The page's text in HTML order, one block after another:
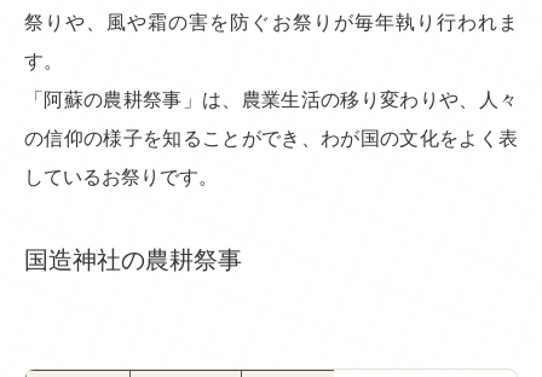
祭りや、風や霜の害を防ぐお祭りが毎年執り行われま
す。
「阿蘇の農耕祭事」は、農業生活の移り変わりや、人々
の信仰の様子を知ることができ、わが国の文化をよく表
しているお祭りです。
国造神社の農耕祭事